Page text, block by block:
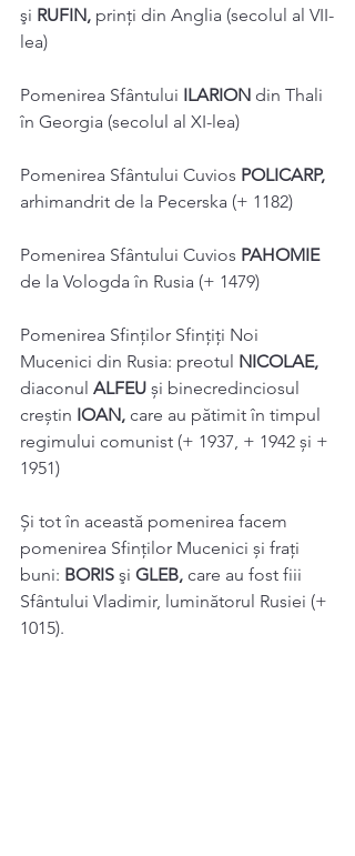
şi RUFIN, prinţi din Anglia (secolul al VII-
lea)
Pomenirea Sfântului ILARION din Thali
în Georgia (secolul al XI-lea)
Pomenirea Sfântului Cuvios POLICARP,
arhimandrit de la Pecerska (+ 1182)
Pomenirea Sfântului Cuvios PAHOMIE
de la Vologda în Rusia (+ 1479)
Pomenirea Sfinților Sfințiți Noi
Mucenici din Rusia: preotul NICOLAE,
diaconul ALFEU și binecredinciosul
creștin IOAN, care au pătimit în timpul
regimului comunist (+ 1937, + 1942 și +
1951)
Și tot în această pomenirea facem
pomenirea Sfinţilor Mucenici și frați
buni: BORIS şi GLEB, care au fost fiii
Sfântului Vladimir, luminătorul Rusiei (+
1015).